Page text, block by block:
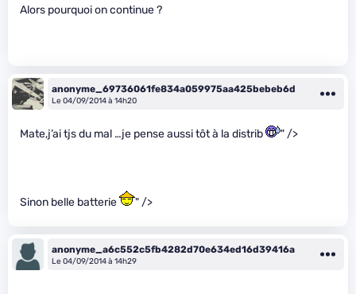
Alors pourquoi on continue ?
anonyme_69736061fe834a059975aa425bebeb6d
Le 04/09/2014 à 14h20
Mate,j’ai tjs du mal …je pense aussi tôt à la distrib " />
Sinon belle batterie " />
anonyme_a6c552c5fb4282d70e634ed16d39416a
Le 04/09/2014 à 14h29